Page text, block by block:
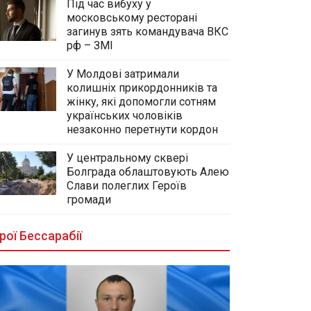
Під час вибуху у
московському ресторані
загинув зять командувача ВКС
рф – ЗМІ
У Молдові затримали
колишніх прикордонників та
жінку, які допомогли сотням
українських чоловіків
незаконно перетнути кордон
У центральному сквері
Болграда облаштовують Алею
Слави полеглих Героїв
громади
Бессарабії